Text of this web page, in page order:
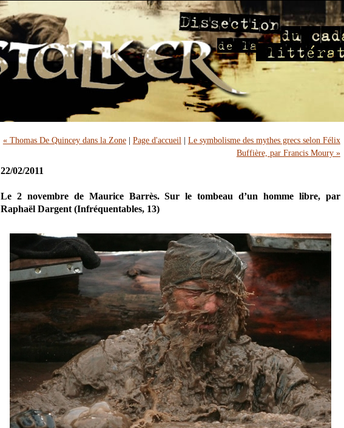
« Thomas De Quincey dans la Zone| Page d'accueil | Le symbolisme des mythes grecs selon Félix
Buffière, par Francis Moury »
22/02/2011
Le 2 novembre de Maurice Barrès. Sur le tombeau d’un homme libre, par
Raphaël Dargent (Infréquentables, 13)